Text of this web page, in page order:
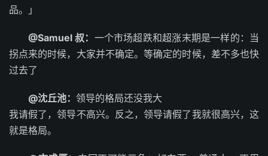
品。」 ​​​
@Samuel 叔： 一个市场超跌和超涨末期是一样的：当
拐点来的时候，大家并不确定。等确定的时候，差不多也快
过去了
@沈丘池： 领导的格局还没我大
我请假了，领导不高兴。反之，领导请假了我就很高兴，这
就是格局。